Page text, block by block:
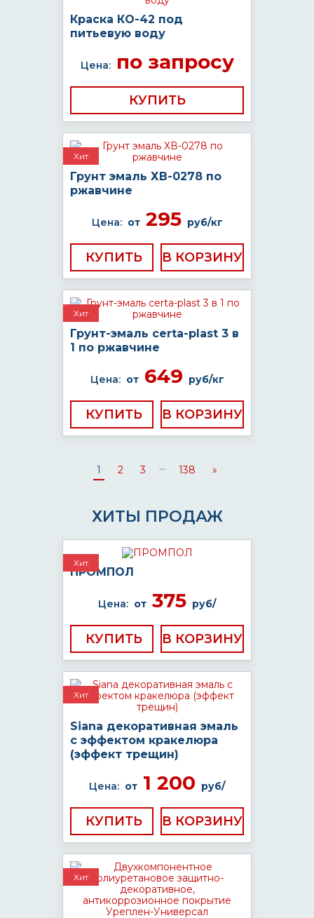
Краска КО-42 под
питьевую воду
Цена:по запросу
КУПИТЬ
Хит
Грунт эмаль ХВ-0278 по
ржавчине
Цена: от295 руб/кг
КУПИТЬ
Хит
Грунт-эмаль certa-plast 3 в
1 по ржавчине
Цена: от649 руб/кг
КУПИТЬ
1 2 3 ... 138 »
ХИТЫ ПРОДАЖ
Хит
ПРОМПОЛ
Цена: от 375 руб/
КУПИТЬ
Хит
Siana декоративная эмаль
с эффектом кракелюра
(эффект трещин)
Цена: от 1 200 руб/
КУПИТЬ
Хит